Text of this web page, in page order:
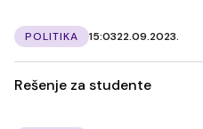
POLITIKA 15:0322.09.2023.
Rešenje za studente